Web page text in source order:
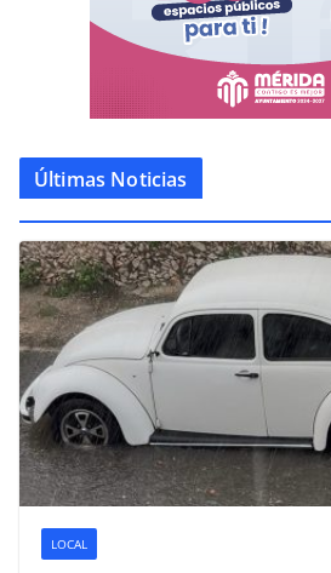
Últimas Noticias
LOCAL